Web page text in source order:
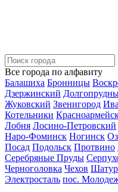
Все города по алфавиту
Балашиха Бронницы
Дзержинский
Жуковский Звенигород
Котельники
Лобня Лосино-Петровский
Наро-Фоминск Ногинск
Посад Подольск Протвино
Серебряные Пруды
Черноголовка Чехов
Электросталь пос.